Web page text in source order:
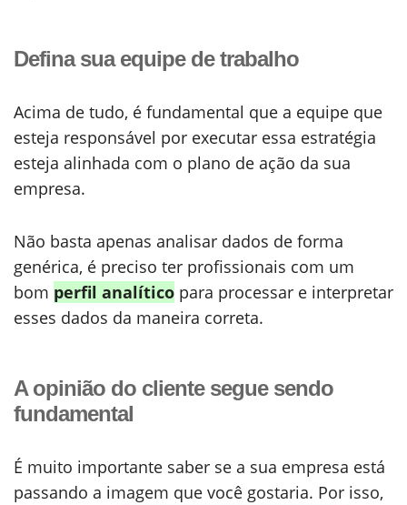
Defina sua equipe de trabalho
Acima de tudo, é fundamental que a equipe que
esteja responsável por executar essa estratégia
esteja alinhada com o plano de ação da sua
empresa.
Não basta apenas analisar dados de forma
genérica, é preciso ter profissionais com um
bom perfil analítico para processar e interpretar
esses dados da maneira correta.
A opinião do cliente segue sendo
fundamental
É muito importante saber se a sua empresa está
passando a imagem que você gostaria. Por isso,